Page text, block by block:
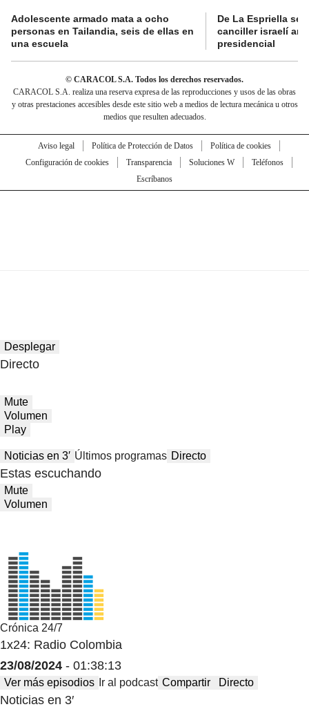
Adolescente armado mata a ocho
personas en Tailandia, seis de ellas en
una escuela
De La Espriella se
canciller israelí
presidencial
© CARACOL S.A. Todos los derechos reservados.
CARACOL S.A. realiza una reserva expresa de las reproducciones y usos de las obras
y otras prestaciones accesibles desde este sitio web a medios de lectura mecánica u otros
medios que resulten adecuados.
Aviso legal Política de Protección de Datos
Política de cookies
Configuración de cookies
Transparencia Soluciones W
Teléfonos
Escríbanos
Desplegar
Directo
Mute
Volumen
Play
Noticias en 3′ Últimos programas Directo
Estas escuchando
Mute
Volumen
Crónica 24/7
1x24: Radio Colombia
23/08/2024 - 01:38:13
Ver más episodios Ir al podcast Compartir Directo
Noticias en 3′